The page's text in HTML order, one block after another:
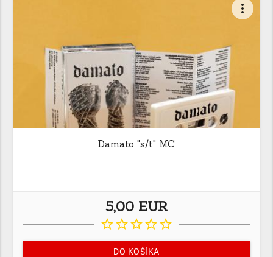
more_vert
Damato "s/t" MC
5,00 EUR
star_borderstar_borderstar_borderstar_borderstar_border
DO KOŠÍKA